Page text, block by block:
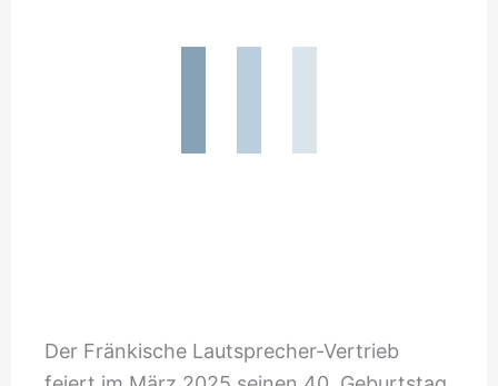
Der Fränkische Lautsprecher-Vertrieb